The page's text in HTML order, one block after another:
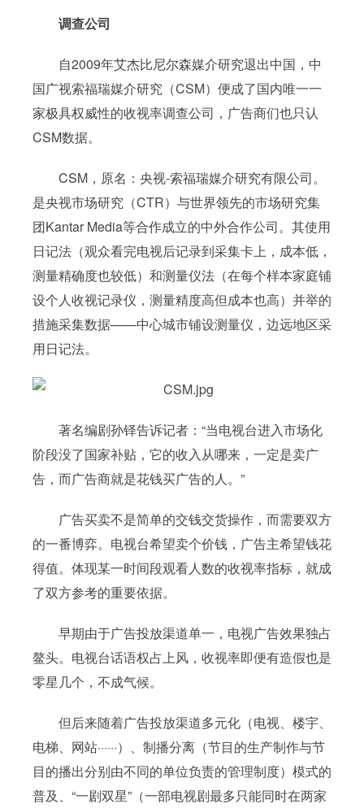
调查公司
自2009年艾杰比尼尔森媒介研究退出中国，中
国广视索福瑞媒介研究（CSM）便成了国内唯一一
家极具权威性的收视率调查公司，广告商们也只认
CSM数据。
CSM，原名：央视-索福瑞媒介研究有限公司。
是央视市场研究（CTR）与世界领先的市场研究集
团Kantar Media等合作成立的中外合作公司。其使用
日记法（观众看完电视后记录到采集卡上，成本低，
测量精确度也较低）和测量仪法（在每个样本家庭铺
设个人收视记录仪，测量精度高但成本也高）并举的
措施采集数据——中心城市铺设测量仪，边远地区采
用日记法。
著名编剧孙铎告诉记者：“当电视台进入市场化
阶段没了国家补贴，它的收入从哪来，一定是卖广
告，而广告商就是花钱买广告的人。”
广告买卖不是简单的交钱交货操作，而需要双方
的一番博弈。电视台希望卖个价钱，广告主希望钱花
得值。体现某一时间段观看人数的收视率指标，就成
了双方参考的重要依据。
早期由于广告投放渠道单一，电视广告效果独占
鳌头。电视台话语权占上风，收视率即便有造假也是
零星几个，不成气候。
但后来随着广告投放渠道多元化（电视、楼宇、
电梯、网站······）、制播分离（节目的生产制作与节
目的播出分别由不同的单位负责的管理制度）模式的
普及、“一剧双星”（一部电视剧最多只能同时在两家